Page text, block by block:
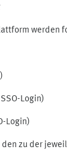
werden
Login)
Login)
zu der